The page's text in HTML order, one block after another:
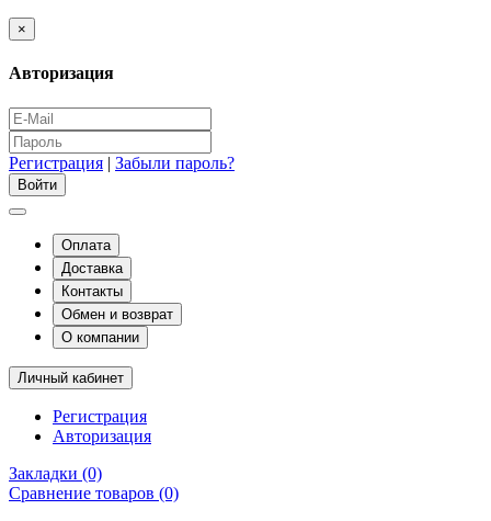
×
Авторизация
Регистрация | Забыли пароль?
Оплата
Доставка
Контакты
Обмен и возврат
О компании
Личный кабинет
Регистрация
Авторизация
Закладки (0)
Сравнение товаров (0)